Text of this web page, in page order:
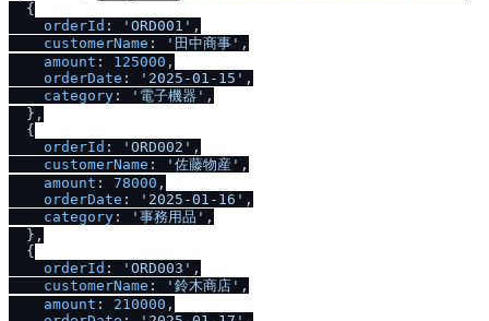
  {
orderId : 'ORD001' ,
customerName : '田中商事' ,
amount : 125000 ,
orderDate : '2025-01-15' ,
category : '電子機器' ,
  },
  {
orderId : 'ORD002' ,
customerName : '佐藤物産' ,
amount : 78000 ,
orderDate : '2025-01-16' ,
category : '事務用品' ,
  },
  {
orderId : 'ORD003' ,
customerName : '鈴木商店' ,
amount : 210000 ,